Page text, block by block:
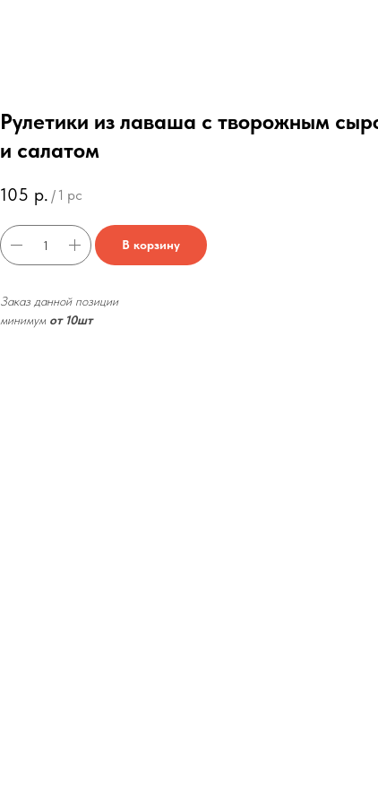
Рулетики из лаваша с творожным
и салатом
105 р. / 1 pc
В корзину
Заказ данной позиции
минимум от 10шт